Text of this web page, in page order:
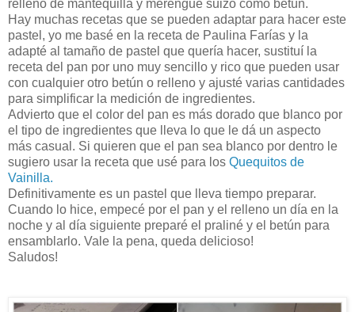
relleno de mantequilla y merengue suizo como betún.
Hay muchas recetas que se pueden adaptar para hacer este
pastel, yo me basé en la receta de Paulina Farías y la
adapté al tamaño de pastel que quería hacer, sustituí la
receta del pan por uno muy sencillo y rico que pueden usar
con cualquier otro betún o relleno y ajusté varias cantidades
para simplificar la medición de ingredientes.
Advierto que el color del pan es más dorado que blanco por
el tipo de ingredientes que lleva lo que le dá un aspecto
más casual. Si quieren que el pan sea blanco por dentro le
sugiero usar la receta que usé para los Quequitos de
Vainilla.
Definitivamente es un pastel que lleva tiempo preparar.
Cuando lo hice, empecé por el pan y el relleno un día en la
noche y al día siguiente preparé el praliné y el betún para
ensamblarlo. Vale la pena, queda delicioso!
Saludos!